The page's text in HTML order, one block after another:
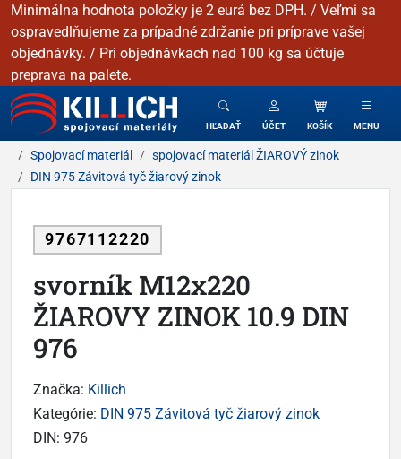
Minimálna hodnota položky je 2 eurá bez DPH. / Veľmi sa
ospravedlňujeme za prípadné zdržanie pri príprave vašej
objednávky. / Pri objednávkach nad 100 kg sa účtuje
preprava na palete.
KILLICH - Spojovacie materiály
HĽADAŤ ÚČET KOŠÍK MENU
Spojovací materiál
spojovací materiál ŽIAROVÝ zinok
DIN 975 Závitová tyč žiarový zinok
9767112220
svorník M12x220
ŽIAROVY ZINOK 10.9 DIN
976
Značka: Killich
Kategórie: DIN 975 Závitová tyč žiarový zinok
DIN: 976